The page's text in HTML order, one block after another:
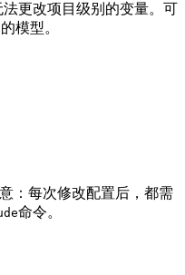
更改项目级别的变量。可
模型。
：每次修改配置后，都需
命令。